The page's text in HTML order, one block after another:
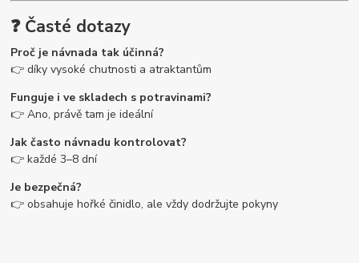
❓ Časté dotazy
Proč je návnada tak účinná?
👉 díky vysoké chutnosti a atraktantům
Funguje i ve skladech s potravinami?
👉 Ano, právě tam je ideální
Jak často návnadu kontrolovat?
👉 každé 3–8 dní
Je bezpečná?
👉 obsahuje hořké činidlo, ale vždy dodržujte pokyny